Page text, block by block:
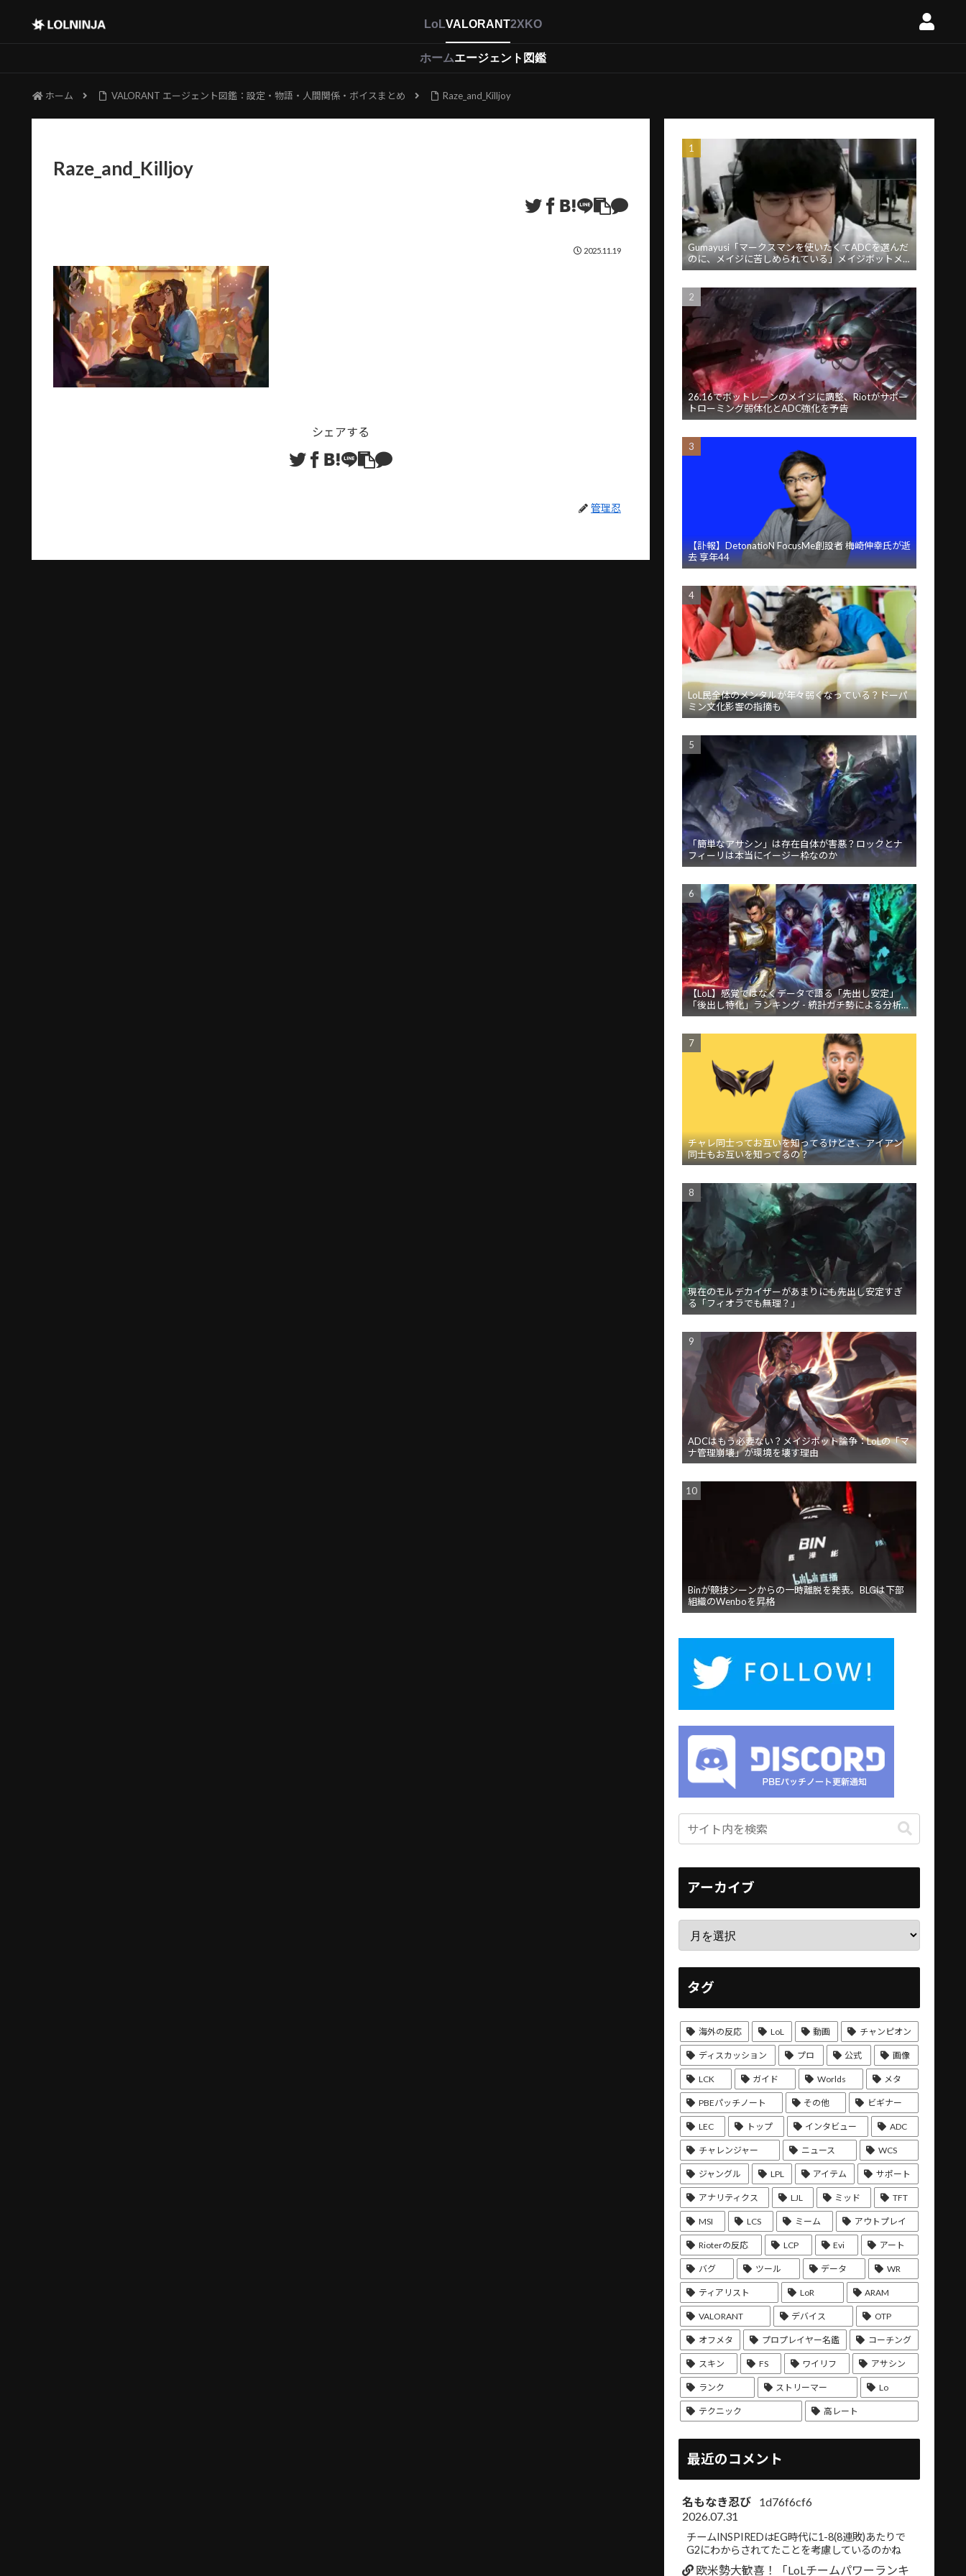
LoLVALORANT2XKO
ホームエージェント図鑑
ホーム VALORANT エージェント図鑑：設定・物語・人間関係・ボイスまとめ Raze_and_Killjoy
Raze_and_Killjoy
2025.11.19
シェアする
管理忍
Gumayusi「マークスマンを使いたくてADCを選んだ
のに、メイジに苦しめられている」メイジボットメ
タに苦言
26.16でボットレーンのメイジに調整、Riotがサポー
トローミング弱体化とADC強化を予告
【訃報】DetonatioN FocusMe創設者 梅崎伸幸氏が逝
去 享年44
LoL民全体のメンタルが年々弱くなっている？ドーパ
ミン文化影響の指摘も
「簡単なアサシン」は存在自体が害悪？ロックとナ
フィーリは本当にイージー枠なのか
【LoL】感覚ではなくデータで語る「先出し安定」
「後出し特化」ランキング - 統計ガチ勢による分析が
話題
チャレ同士ってお互いを知ってるけどさ、アイアン
同士もお互いを知ってるの？
現在のモルデカイザーがあまりにも先出し安定すぎ
る「フィオラでも無理？」
ADCはもう必要ない？メイジボット論争：LoLの「マ
ナ管理崩壊」が環境を壊す理由
Binが競技シーンからの一時離脱を発表。BLGは下部
組織のWenboを昇格
アーカイブ
タグ
海外の反応 LoL 動画 チャンピオン
ディスカッション プロ 公式 画像
LCK ガイド Worlds メタ
PBEパッチノート その他 ビギナー
LEC トップ インタビュー ADC
チャレンジャー ニュース WCS
ジャングル LPL アイテム サポート
アナリティクス LJL ミッド TFT
MSI LCS ミーム アウトプレイ
Rioterの反応 LCP Evi アート
バグ ツール データ WR
ティアリスト LoR ARAM
VALORANT デバイス OTP
オフメタ プロプレイヤー名鑑 コーチング
スキン FS ワイリフ アサシン
ランク ストリーマー Lo
テクニック 高レート
最近のコメント
名もなき忍び
1d76f6cf6
2026.07.31
チームINSPIREDはEG時代に1-8(8連敗)あたりで
G2にわからされてたことを考慮しているのかね
欧米勢大歓喜！「LoLチームパワーランキ